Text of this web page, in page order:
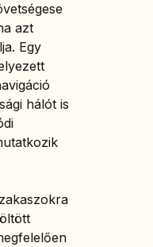
azt
Egy
hálót is